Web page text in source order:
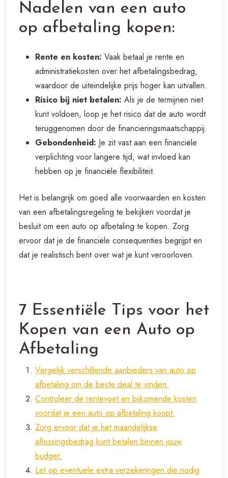
Nadelen van een auto
op afbetaling kopen:
Rente en kosten: Vaak betaal je rente en
administratiekosten over het afbetalingsbedrag,
waardoor de uiteindelijke prijs hoger kan uitvallen.
Risico bij niet betalen: Als je de termijnen niet
kunt voldoen, loop je het risico dat de auto wordt
teruggenomen door de financieringsmaatschappij.
Gebondenheid: Je zit vast aan een financiële
verplichting voor langere tijd, wat invloed kan
hebben op je financiële flexibiliteit.
Het is belangrijk om goed alle voorwaarden en kosten
van een afbetalingsregeling te bekijken voordat je
besluit om een auto op afbetaling te kopen. Zorg
ervoor dat je de financiële consequenties begrijpt en
dat je realistisch bent over wat je kunt veroorloven.
7 Essentiële Tips voor het
Kopen van een Auto op
Afbetaling
Vergelijk verschillende aanbieders van auto op
afbetaling om de beste deal te vinden.
Controleer de rentevoet en bijkomende kosten
voordat je een auto op afbetaling koopt.
Zorg ervoor dat je het maandelijkse
aflossingsbedrag kunt betalen binnen jouw
budget.
Let op eventuele extra verzekeringen die nodig